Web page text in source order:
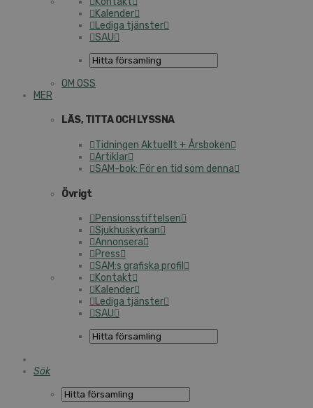
Kalender
Lediga tjänster
SAU
OM OSS
MER
LÄS, TITTA OCH LYSSNA
Tidningen Aktuellt + Årsboken
Artiklar
SAM-bok: För en tid som denna
Övrigt
Pensionsstiftelsen
Sjukhuskyrkan
Annonsera
Press
SAM:s grafiska profil
Kontakt
Kalender
Lediga tjänster
SAU
Sök